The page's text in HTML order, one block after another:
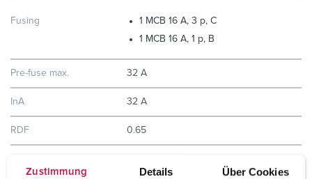
Zustimmung Details Über Cookies
Fusing
1 MCB 16 A, 3 p, C
1 MCB 16 A, 1 p, B
Pre-fuse max. 32 A
InA 32 A
RDF 0.65
Connection/feeder
3 m H07RN-F5G4 with CEE-plug 32